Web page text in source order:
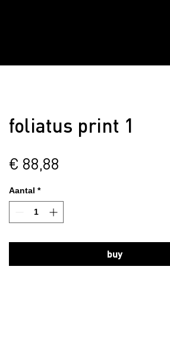
foliatus print 1
€ 88,88
Aantal *
buy